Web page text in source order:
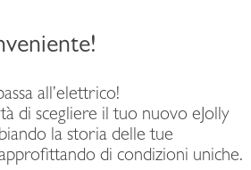
all’elettrico!
di scegliere il tuo nuovo eJolly
la storia delle tue
di condizioni uniche.